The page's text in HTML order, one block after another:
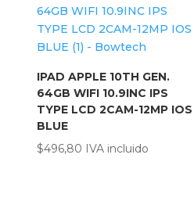
IPAD APPLE 10TH GEN.
64GB WIFI 10.9INC IPS
TYPE LCD 2CAM-12MP IOS
BLUE
$496,80 IVA incluido